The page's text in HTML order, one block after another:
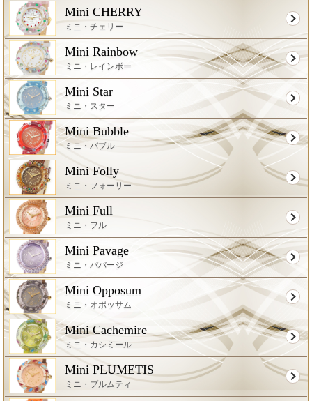
Mini CHERRY
ミニ・チェリー
Mini Rainbow
ミニ・レインボー
Mini Star
ミニ・スター
Mini Bubble
ミニ・バブル
Mini Folly
ミニ・フォーリー
Mini Full
ミニ・フル
Mini Pavage
ミニ・パバージ
Mini Opposum
ミニ・オポッサム
Mini Cachemire
ミニ・カシミール
Mini PLUMETIS
ミニ・プルムティ